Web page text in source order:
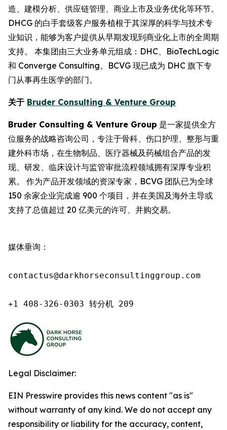
造、建模分析、供应链管理、商业上市及业务优化等环节。
DHCG 的白手套级客户服务植根于其深厚的科学与技术专
业知识，能够为客户提供从早期发现到商业化上市的全周期
支持。 本集团由三大业务单元组成：DHC、BioTechLogic
和 Converge Consulting。BCVG 现已成为 DHC 旗下专
门从事再生医学的部门。
关于 Bruder Consulting & Venture Group
Bruder Consulting & Venture Group 是一家提供全方
位服务的战略咨询公司，专注于骨科、伤口护理、整形与重
建外科市场，在生物制品、医疗器械及药械组合产品的发
现、研发、临床设计与监管审批流程领域拥有深厚专业积
累。 作为产品开发领域的资深专家，BCVG 团队已为全球
150 余家企业完成逾 900 个项目，并在美国及海外主导或
支持了总值超过 20 亿美元的许可、并购交易。
媒体垂询：
contactus@darkhorseconsultinggroup.com
+1 408-326-0303 转分机 209
Legal Disclaimer:
EIN Presswire provides this news content "as is"
without warranty of any kind. We do not accept any
responsibility or liability for the accuracy, content,